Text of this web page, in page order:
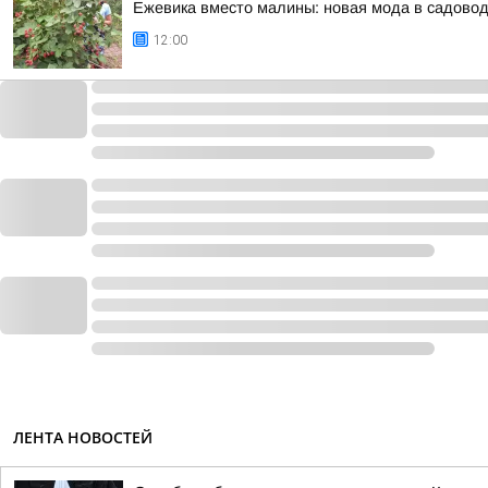
Ежевика вместо малины: новая мода в
12:00
ЛЕНТА НОВОСТЕЙ